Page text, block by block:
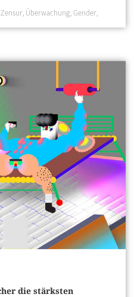
Zensur Überwachung Gender
die stärksten